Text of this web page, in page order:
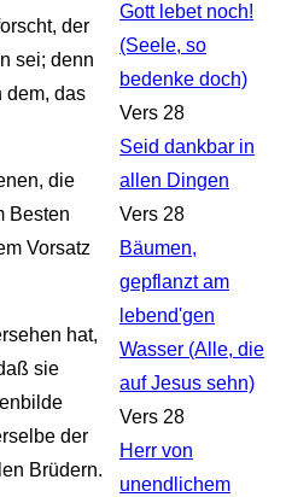
der
sei; denn
dem, das
die
Besten
Vorsatz
hat,
sie
der
Brüdern.
Gott lebet noch!
(Seele, so
bedenke doch)
Vers 28
Seid dankbar in
allen Dingen
Vers 28
Bäumen,
gepflanzt am
lebend'gen
Wasser (Alle, die
auf Jesus sehn)
Vers 28
Herr von
unendlichem